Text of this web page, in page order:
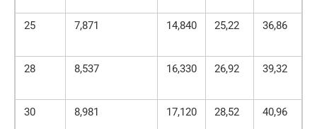
25 7,871 14,840 25,22 36,86
28 8,537 16,330 26,92 39,32
30 8,981 17,120 28,52 40,96